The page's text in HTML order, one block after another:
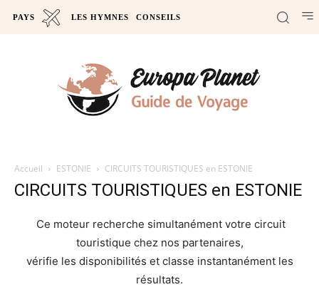
PAYS LES HYMNES CONSEILS
Accueil ESTONIE CIRCUITS TOURISTIQUES en ESTONIE
CIRCUITS TOURISTIQUES en ESTONIE
Ce moteur recherche simultanément votre circuit
touristique chez nos partenaires,
vérifie les disponibilités et classe instantanément les
résultats.